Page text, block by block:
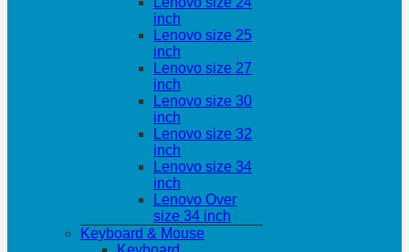
inch
Lenovo size 25
inch
Lenovo size 27
inch
Lenovo size 30
inch
Lenovo size 32
inch
Lenovo size 34
inch
Lenovo Over
size 34 inch
Keyboard & Mouse